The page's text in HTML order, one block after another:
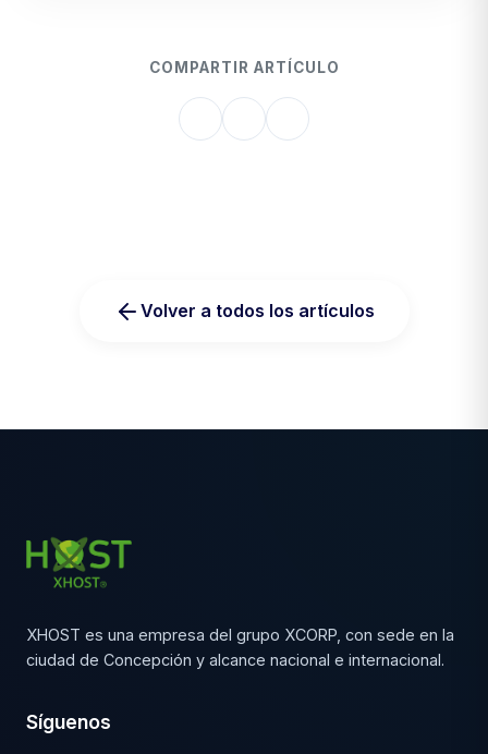
COMPARTIR ARTÍCULO
Volver a todos los artículos
XHOST es una empresa del grupo XCORP, con sede en la
ciudad de Concepción y alcance nacional e internacional.
Síguenos